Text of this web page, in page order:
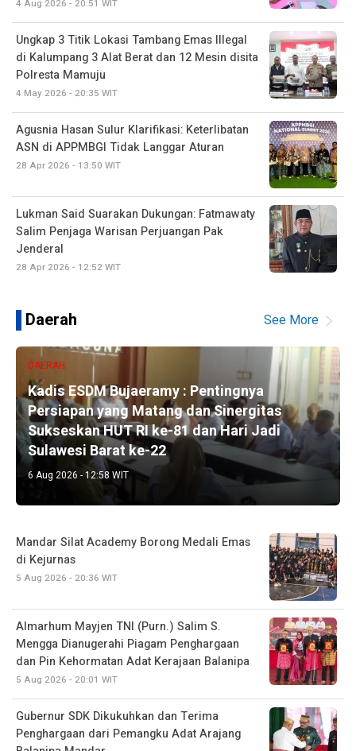
4 Aug 2026 - 20:51 WIT
Ungkap 3 Titik Lokasi Tambang Emas Illegal
di Kalumpang 3 Alat Berat dan 12 Mesin disita
Polresta Mamuju
4 May 2026 - 20:35 WIT
Agusnia Hasan Sulur Klarifikasi: Keterlibatan
ASN di APPMBGI Tidak Langgar Aturan
28 Apr 2026 - 13:50 WIT
Lukman Said Suarakan Dukungan: Fatmawaty
Salim Penjaga Warisan Perjuangan Pak
Jenderal
28 Apr 2026 - 12:52 WIT
Daerah See More
DAERAH
Kadis ESDM Bujaeramy : Pentingnya
Persiapan yang Matang dan Sinergitas
Sukseskan HUT RI ke-81 dan Hari Jadi
Sulawesi Barat ke-22
6 Aug 2026 - 12:58 WIT
Mandar Silat Academy Borong Medali Emas
di Kejurnas
5 Aug 2026 - 20:36 WIT
Almarhum Mayjen TNI (Purn.) Salim S.
Mengga Dianugerahi Piagam Penghargaan
dan Pin Kehormatan Adat Kerajaan Balanipa
5 Aug 2026 - 20:01 WIT
Gubernur SDK Dikukuhkan dan Terima
Penghargaan dari Pemangku Adat Arajang